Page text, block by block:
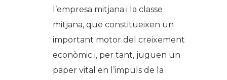
l’empresa mitjana i la classe
mitjana, que constitueixen un
important motor del creixement
econòmic i, per tant, juguen un
paper vital en l’impuls de la